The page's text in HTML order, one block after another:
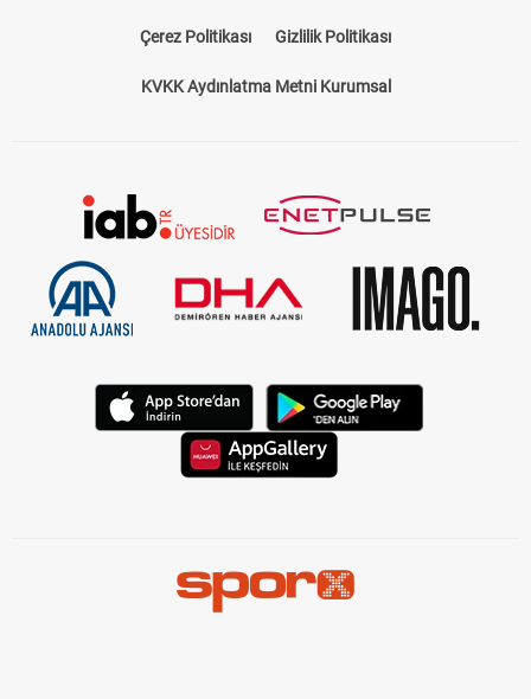
Çerez Politikası Gizlilik Politikası
KVKK Aydınlatma Metni Kurumsal